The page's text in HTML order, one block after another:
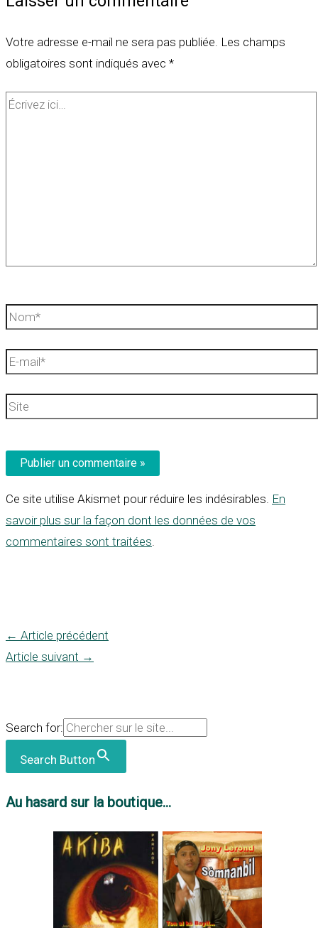
Votre adresse e-mail ne sera pas publiée. Les champs
obligatoires sont indiqués avec *
Écrivez
Nom*
E-
Site
Ce site utilise Akismet pour réduire les indésirables. En
savoir plus sur la façon dont les données de vos
commentaires sont traitées
← Article précédent
Article suivant →
Search for:
Search Button
Au hasard sur la boutique...